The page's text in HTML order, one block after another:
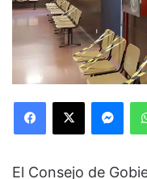
Facebook
X
El Consejo de